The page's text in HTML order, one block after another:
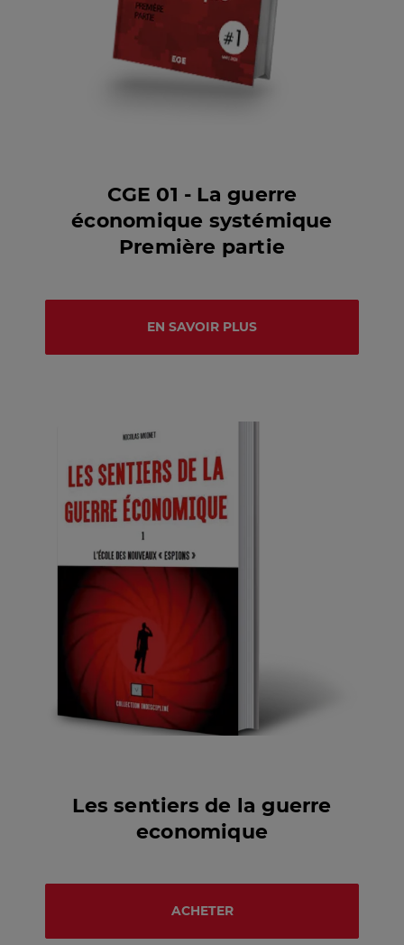
CGE 01 - La guerre
économique systémique
Première partie
EN SAVOIR PLUS
Les sentiers de la guerre
economique
ACHETER